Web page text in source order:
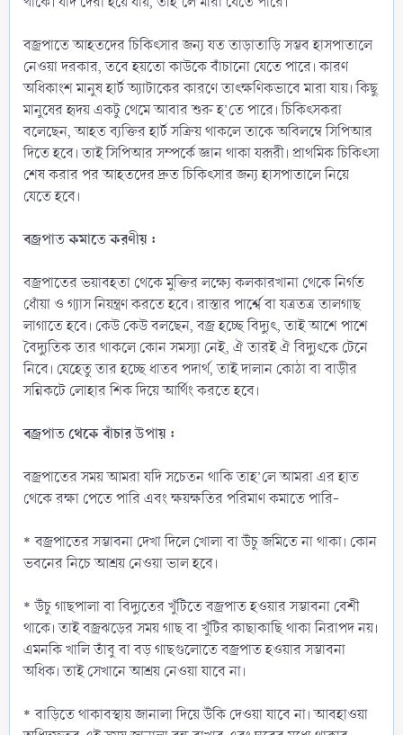
বজ্রপাতে আহতদের চিকিৎসার জন্য যত তাড়াতাড়ি সম্ভব হাসপাতালে
নেওয়া দরকার, তবে হয়তো কাউকে বাঁচানো যেতে পারে। কারণ
অধিকাংশ মানুষ হার্ট অ্যাটাকের কারণে তাৎক্ষণিকভাবে মারা যায়। কিছু
মানুষের হৃদয় একটু থেমে আবার শুরু হ’তে পারে। চিকিৎসকরা
বলেছেন, আহত ব্যক্তির হার্ট সক্রিয় থাকলে তাকে অবিলম্বে সিপিআর
দিতে হবে। তাই সিপিআর সম্পর্কে জ্ঞান থাকা যরূরী। প্রাথমিক চিকিৎসা
শেষ করার পর আহতদের দ্রুত চিকিৎসার জন্য হাসপাতালে নিয়ে
যেতে হবে।
বজ্রপাত কমাতে করণীয় :
বজ্রপাতের ভয়াবহতা থেকে মুক্তির লক্ষ্যে কলকারখানা থেকে নির্গত
ধোঁয়া ও গ্যাস নিয়ন্ত্রণ করতে হবে। রাস্তার পার্শ্বে বা যত্রতত্র তালগাছ
লাগাতে হবে। কেউ কেউ বলছেন, বজ্র হচ্ছে বিদ্যুৎ, তাই আশে পাশে
বৈদ্যুতিক তার থাকলে কোন সমস্যা নেই, ঐ তারই ঐ বিদ্যুৎকে টেনে
নিবে। যেহেতু তার হচ্ছে ধাতব পদার্থ, তাই দালান কোঠা বা বাড়ীর
সন্নিকটে লোহার শিক দিয়ে আর্থিং করতে হবে।
বজ্রপাত থেকে বাঁচার উপায় :
বজ্রপাতের সময় আমরা যদি সচেতন থাকি তাহ’লে আমরা এর হাত
থেকে রক্ষা পেতে পারি এবং ক্ষয়ক্ষতির পরিমাণ কমাতে পারি-
* বজ্রপাতের সম্ভাবনা দেখা দিলে খোলা বা উঁচু জমিতে না থাকা। কোন
ভবনের নিচে আশ্রয় নেওয়া ভাল হবে।
* উঁচু গাছপালা বা বিদ্যুতের খুঁটিতে বজ্রপাত হওয়ার সম্ভাবনা বেশী
থাকে। তাই বজ্রঝড়ের সময় গাছ বা খুঁটির কাছাকাছি থাকা নিরাপদ নয়।
এমনকি খালি তাঁবু বা বড় গাছগুলোতে বজ্রপাত হওয়ার সম্ভাবনা
অধিক। তাই সেখানে আশ্রয় নেওয়া যাবে না।
* বাড়িতে থাকাবস্থায় জানালা দিয়ে উঁকি দেওয়া যাবে না। আবহাওয়া